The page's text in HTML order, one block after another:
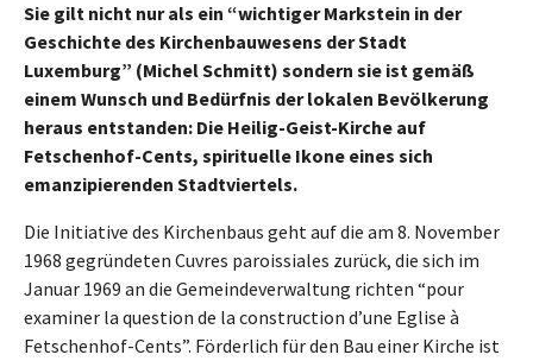
Sie gilt nicht nur als ein “wichtiger Markstein in der
Geschichte des Kirchenbauwesens der Stadt
Luxemburg” (Michel Schmitt) sondern sie ist gemäß
einem Wunsch und Bedürfnis der lokalen Bevölkerung
heraus entstanden: Die Heilig-Geist-Kirche auf
Fetschenhof-Cents, spirituelle Ikone eines sich
emanzipierenden Stadtviertels.
Die Initiative des Kirchenbaus geht auf die am 8. November
1968 gegründeten Cuvres paroissiales zurück, die sich im
Januar 1969 an die Gemeindeverwaltung richten “pour
examiner la question de la construction d’une Eglise à
Fetschenhof-Cents”. Förderlich für den Bau einer Kirche ist